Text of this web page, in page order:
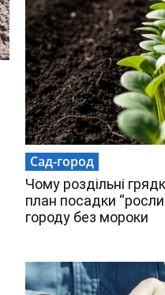
Сад-город
Чому роздільні
план посадки
городу без мороки